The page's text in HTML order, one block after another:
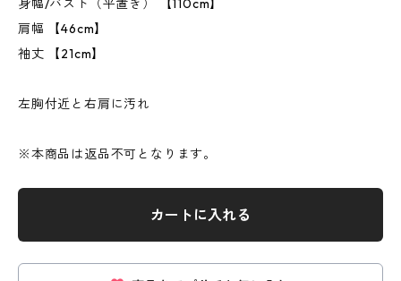
身幅/バスト（平置き） 【110cm】
肩幅 【46cm】
袖丈 【21cm】
左胸付近と右肩に汚れ
※本商品は返品不可となります。
カートに入れる